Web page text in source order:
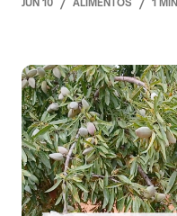
JUN 10 / ALIMENTOS / 1 MIN